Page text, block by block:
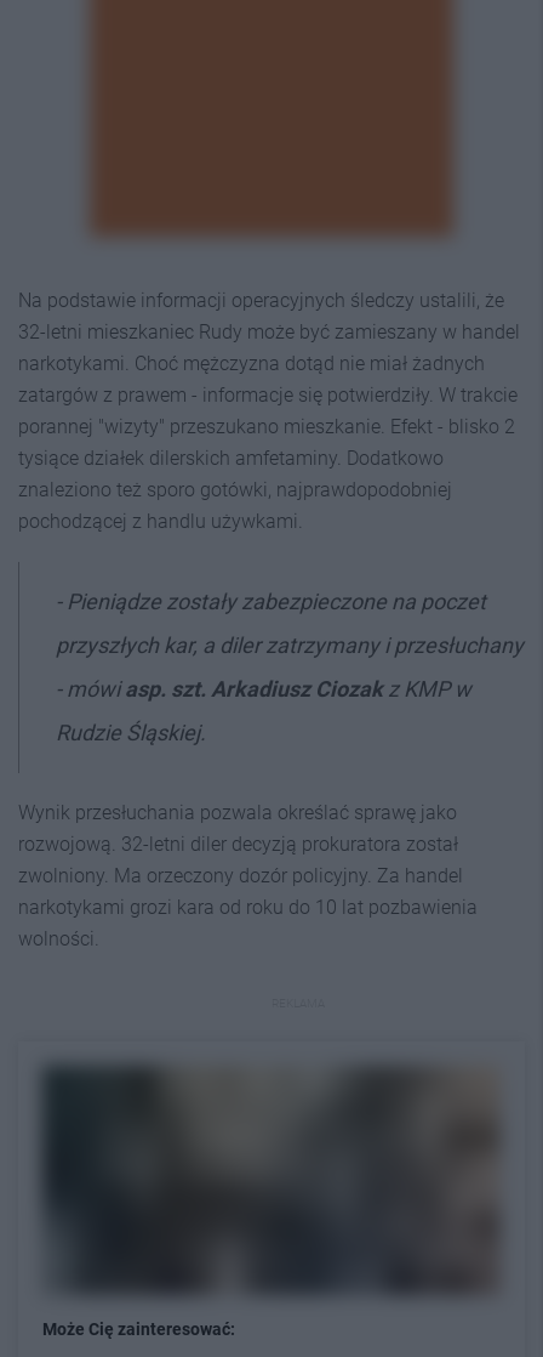
Na podstawie informacji operacyjnych śledczy ustalili, że
32-letni mieszkaniec Rudy może być zamieszany w handel
narkotykami. Choć mężczyzna dotąd nie miał żadnych
zatargów z prawem - informacje się potwierdziły. W trakcie
porannej "wizyty" przeszukano mieszkanie. Efekt - blisko 2
tysiące działek dilerskich amfetaminy. Dodatkowo
znaleziono też sporo gotówki, najprawdopodobniej
pochodzącej z handlu używkami.
- Pieniądze zostały zabezpieczone na poczet
przyszłych kar, a diler zatrzymany i przesłuchany
- mówiasp. szt. Arkadiusz Ciozakz KMP w
Rudzie Śląskiej.
Wynik przesłuchania pozwala określać sprawę jako
rozwojową. 32-letni diler decyzją prokuratora został
zwolniony. Ma orzeczony dozór policyjny. Za handel
narkotykami grozi kara od roku do 10 lat pozbawienia
wolności.
Może Cię zainteresować: